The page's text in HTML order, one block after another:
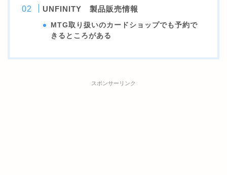
UNFINITY 製品販売情報
MTG取り扱いのカードショップでも予約で
きるところがある
スポンサーリンク